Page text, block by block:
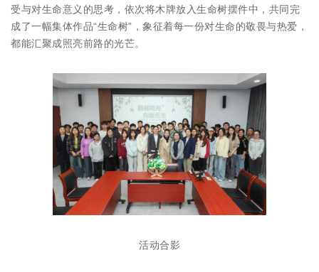
受与对生命意义的思考，依次将木牌放入生命树摆件中，共同完
成了一幅集体作品“生命树”，象征着每一份对生命的敬畏与热爱，
都能汇聚成照亮前路的光芒。
活动合影